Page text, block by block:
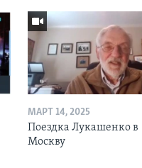
МАРТ 14, 2025
Поездка Лукашенко в
Москву